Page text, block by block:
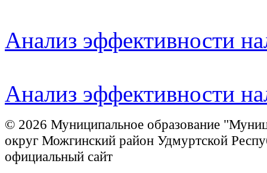
Анализ эффективности
Анализ эффективности
© 2026 Муниципальное образование
округ Можгинский район Удмуртской
официальный сайт